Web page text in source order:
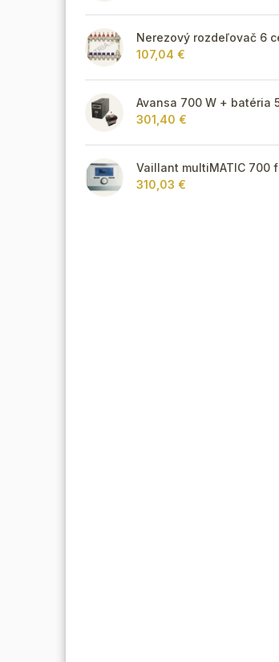
107,04 €
301,40 €
Vaillant multiMATIC 700 f
310,03 €